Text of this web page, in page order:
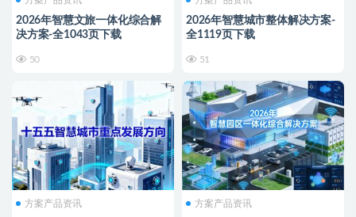
2026年智慧文旅一体化综合解
决方案-全1043页下载
50
2026年智慧城市整体解决方案-
全1119页下载
51
方案产品资讯 方案产品资讯